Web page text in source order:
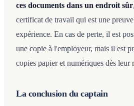
ces documents dans un endroit sûr
certificat de travail qui est une
expérience. En cas de perte, il est
une copie à l'employeur, mais il est
copies papier et numériques dès leur
La conclusion du captain